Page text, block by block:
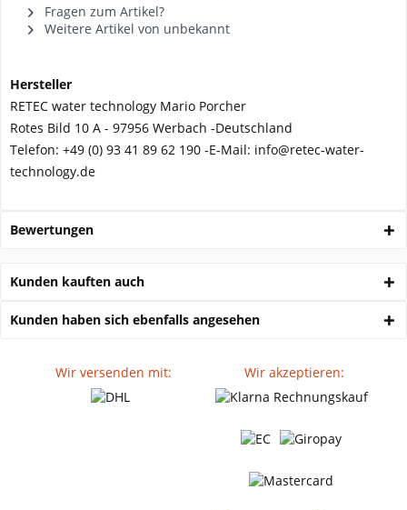
Fragen zum Artikel?
Weitere Artikel von unbekannt
Hersteller
RETEC water technology Mario Porcher
Rotes Bild 10 A - 97956 Werbach -Deutschland
Telefon: +49 (0) 93 41 89 62 190 -E-Mail: info@retec-water-
technology.de
Bewertungen
Kunden kauften auch
Kunden haben sich ebenfalls angesehen
Wir versenden mit: Wir akzeptieren: